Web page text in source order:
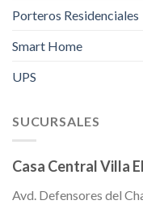
Porteros Residenciales
Smart Home
UPS
SUCURSALES
Casa Central Villa
Avd. Defensores del